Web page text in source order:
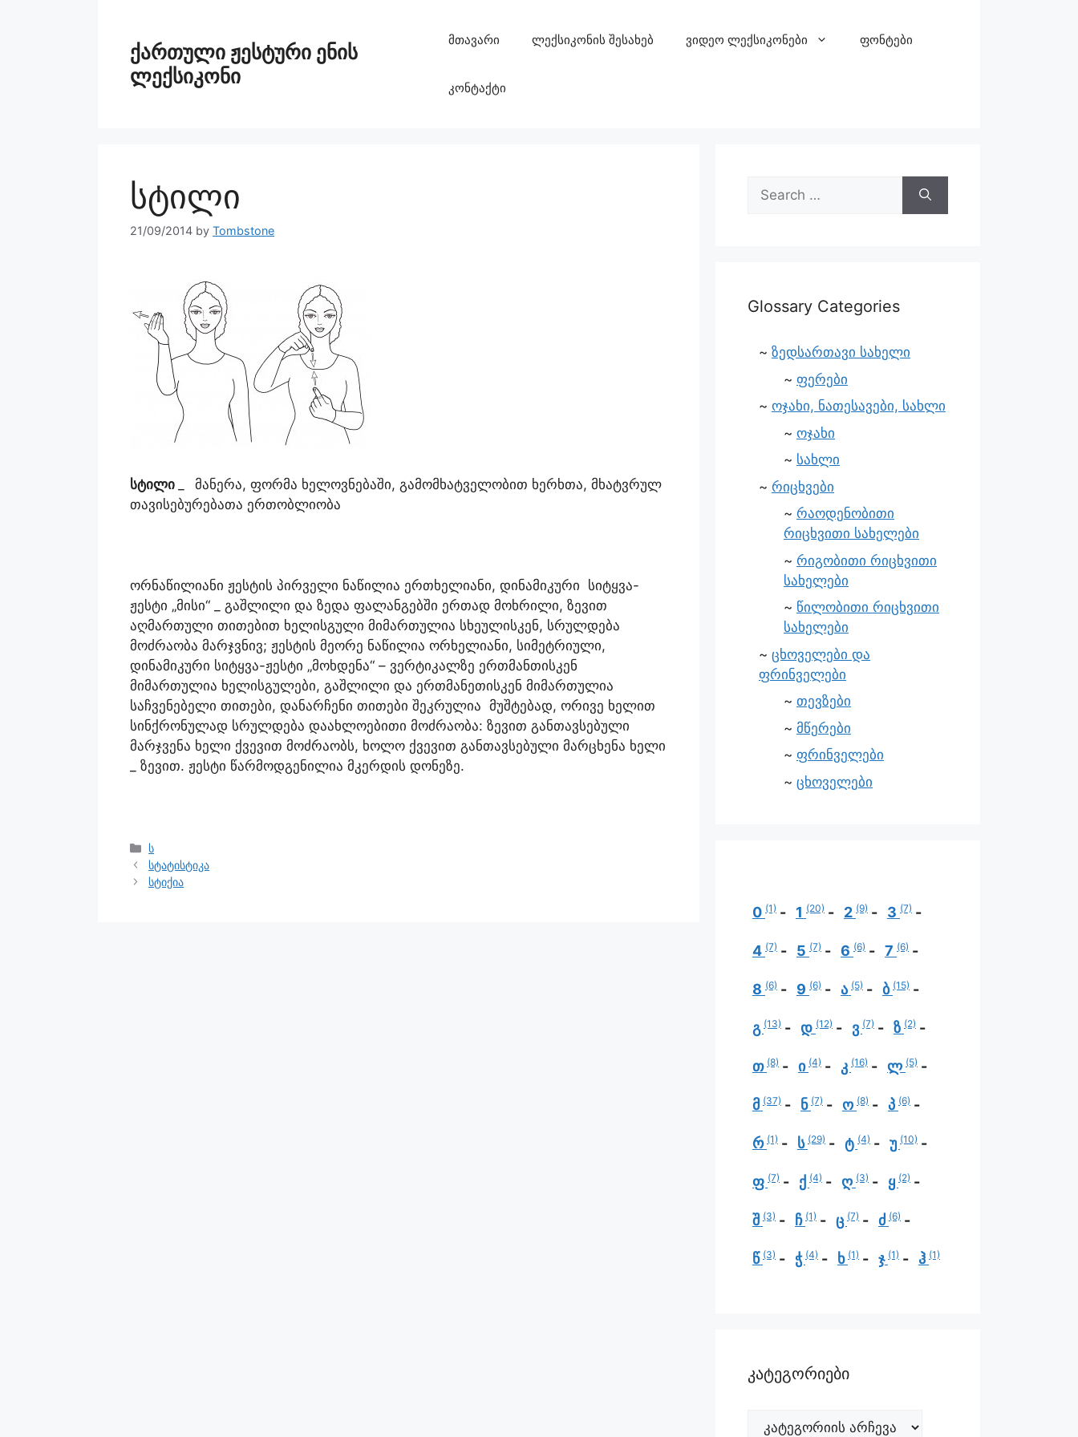
ქართული ჟესტური ენის
ლექსიკონი
მთავარი ლექსიკონის შესახებ ვიდეო ლექსიკონები ფონტები
კონტაქტი
სტილი
21/09/2014 by Tombstone
სტილი
მანერა, ფორმა ხელოვნებაში, გამომხატველობით ხერხთა, მხატვრულ
თავისებურებათა ერთობლიობა
ორნაწილიანი ჟესტის პირველი ნაწილია ერთხელიანი, დინამიკური სიტყვა-
ჟესტი „მისი“ _ გაშლილი და ზედა ფალანგებში ერთად მოხრილი, ზევით
აღმართული თითებით ხელისგული მიმართულია სხეულისკენ, სრულდება
მოძრაობა მარჯვნივ; ჟესტის მეორე ნაწილია ორხელიანი, სიმეტრიული,
დინამიკური სიტყვა-ჟესტი „მოხდენა“ – ვერტიკალზე ერთმანთისკენ
მიმართულია ხელისგულები, გაშლილი და ერთმანეთისკენ მიმართულია
საჩვენებელი თითები, დანარჩენი თითები შეკრულია მუშტებად, ორივე ხელით
სინქრონულად სრულდება დაახლოებითი მოძრაობა: ზევით განთავსებული
მარჯვენა ხელი ქვევით მოძრაობს, ხოლო ქვევით განთავსებული მარცხენა ხელი
_ ზევით. ჟესტი წარმოდგენილია მკერდის დონეზე.
ს
სტატისტიკა
სტიქია
Glossary Categories
ზედსართავი სახელი
ფერები
ოჯახი, ნათესავები, სახლი
ოჯახი
სახლი
რიცხვები
რაოდენობითი
რიცხვითი სახელები
რიგობითი რიცხვითი
სახელები
წილობითი რიცხვითი
სახელები
ცხოველები და
ფრინველები
თევზები
მწერები
ფრინველები
ცხოველები
0 (1) 1 (20) 2 (9) 3 (7)
4 (7) 5 (7) 6 (6) 7 (6)
8 (6) 9 (6) ა (5) ბ (15)
გ (13) დ (12) ვ (7) ზ (2)
თ (8) ი (4) კ (16) ლ (5)
მ (37) ნ (7) ო (8) პ (6)
რ (1) ს (29) ტ (4) უ (10)
ფ (7) ქ (4) ღ (3) ყ (2)
შ (3) ჩ (1) ც (7) ძ (6)
წ (3) ჭ (4) ხ (1) ჯ (1) ჰ (1)
კატეგორიები